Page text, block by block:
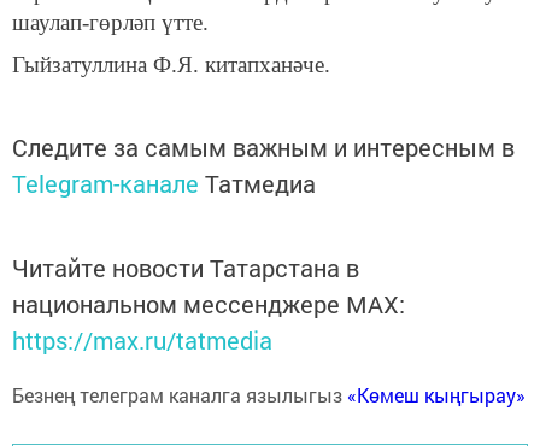
шаулап-гөрләп үтте.
Гыйзатуллина Ф.Я. китапханәче.
Следите за самым важным и интересным в
Telegram-канале Татмедиа
Читайте новости Татарстана в
национальном мессенджере MАХ:
https://max.ru/tatmedia
Безнең телеграм каналга язылыгыз «Көмеш кыңгырау»